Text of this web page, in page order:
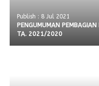
Publish : 8 Jul 2021
PENGUMUMAN
TA. 2021/2020